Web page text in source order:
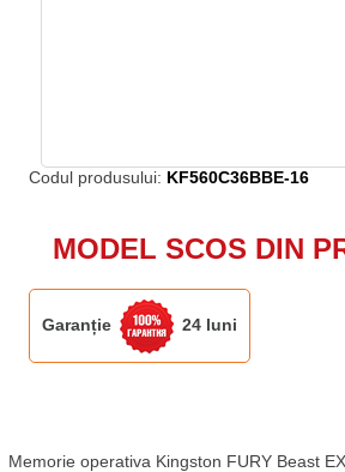
Codul produsului: KF560C36BBE-16
MODEL SCOS DIN
Garanție 24 luni
Memorie operativa Kingston FURY Beast